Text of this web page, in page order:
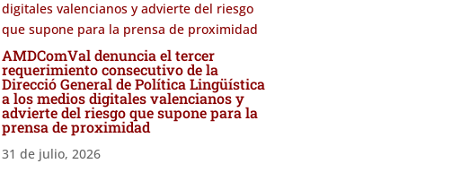
AMDComVal denuncia el tercer
requerimiento consecutivo de la
Direcció General de Política Lingüística
a los medios digitales valencianos y
advierte del riesgo que supone para la
prensa de proximidad
31 de julio, 2026